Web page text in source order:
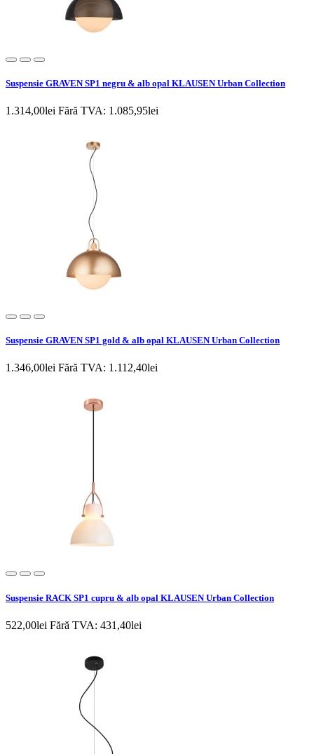
Suspensie GRAVEN SP1 negru & alb opal KLAUSEN Urban Collection
1.314,00lei Fără TVA: 1.085,95lei
Suspensie GRAVEN SP1 gold & alb opal KLAUSEN Urban Collection
1.346,00lei Fără TVA: 1.112,40lei
Suspensie RACK SP1 cupru & alb opal KLAUSEN Urban Collection
522,00lei Fără TVA: 431,40lei